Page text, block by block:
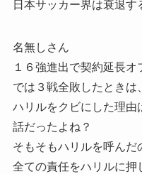
日本サッカー界は衰退す
名無しさん
１６強進出で契約延長
では３戦全敗したときは
ハリルをクビにした理由
話だったよね？
そもそもハリルを呼んだ
全ての責任をハリルに押